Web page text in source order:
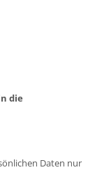
die
Daten nur